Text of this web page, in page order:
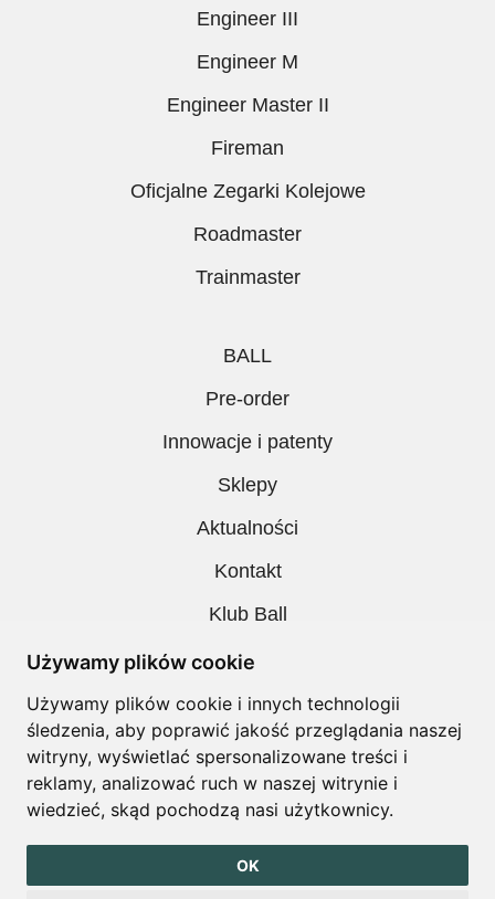
Używamy plików cookie
Używamy plików cookie i innych technologii
śledzenia, aby poprawić jakość przeglądania naszej
witryny, wyświetlać spersonalizowane treści i
reklamy, analizować ruch w naszej witrynie i
wiedzieć, skąd pochodzą nasi użytkownicy.
OK
Engineer III
Engineer M
Engineer Master II
Fireman
Oficjalne Zegarki Kolejowe
Roadmaster
Trainmaster
BALL
Pre-order
Innowacje i patenty
Sklepy
Aktualności
Kontakt
Klub Ball
Pobieranie
Polityka prywatności
Regulamin